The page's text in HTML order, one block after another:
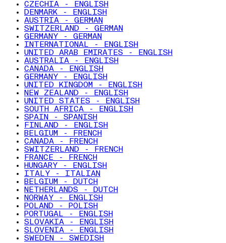
CZECHIA - ENGLISH
DENMARK - ENGLISH
AUSTRIA - GERMAN
SWITZERLAND - GERMAN
GERMANY - GERMAN
INTERNATIONAL - ENGLISH
UNITED ARAB EMIRATES - ENGLISH
AUSTRALIA - ENGLISH
CANADA - ENGLISH
GERMANY - ENGLISH
UNITED KINGDOM - ENGLISH
NEW ZEALAND - ENGLISH
UNITED STATES - ENGLISH
SOUTH AFRICA - ENGLISH
SPAIN - SPANISH
FINLAND - ENGLISH
BELGIUM - FRENCH
CANADA - FRENCH
SWITZERLAND - FRENCH
FRANCE - FRENCH
HUNGARY - ENGLISH
ITALY - ITALIAN
BELGIUM - DUTCH
NETHERLANDS - DUTCH
NORWAY - ENGLISH
POLAND - POLISH
PORTUGAL - ENGLISH
SLOVAKIA - ENGLISH
SLOVENIA - ENGLISH
SWEDEN - SWEDISH